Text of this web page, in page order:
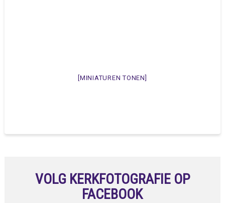
[MINIATUREN TONEN]
VOLG KERKFOTOGRAFIE OP
FACEBOOK